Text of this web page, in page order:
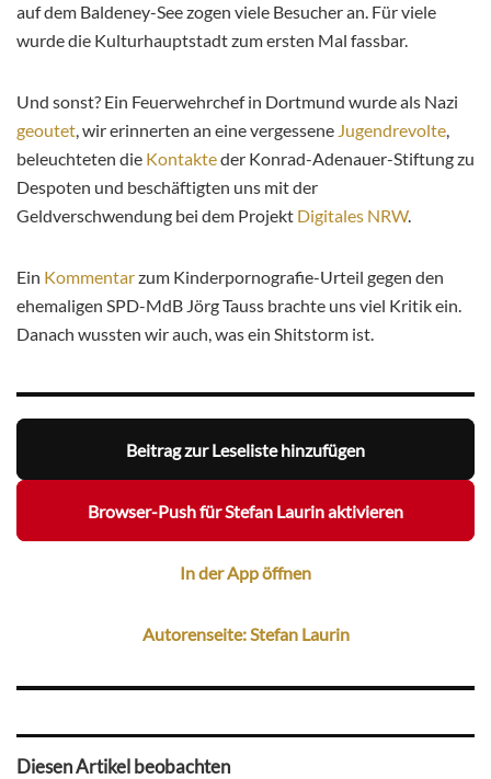
auf dem Baldeney-See zogen viele Besucher an. Für viele
wurde die Kulturhauptstadt zum ersten Mal fassbar.
Und sonst? Ein Feuerwehrchef in Dortmund wurde als Nazi
geoutet, wir erinnerten an eine vergessene Jugendrevolte,
beleuchteten die Kontakteder Konrad-Adenauer-Stiftung zu
Despoten und beschäftigten uns mit der
Geldverschwendung bei dem Projekt Digitales NRW.
Ein Kommentarzum Kinderpornografie-Urteil gegen den
ehemaligen SPD-MdB Jörg Tauss brachte uns viel Kritik ein.
Danach wussten wir auch, was ein Shitstorm ist.
Beitrag zur Leseliste hinzufügen
Browser-Push für Stefan Laurin aktivieren
In der App öffnen
Autorenseite: Stefan Laurin
Diesen Artikel beobachten